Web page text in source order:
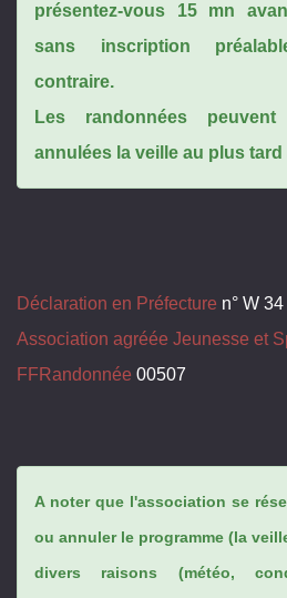
présentez-vous 15 mn
sans inscription
contraire.
Les randonnées
annulées la veille au plus tard
Déclaration en Préfecture n° W
Association agréée Jeunesse et
FFRandonnée 00507
A noter que l'association se
ou annuler le programme (la
divers raisons (météo,